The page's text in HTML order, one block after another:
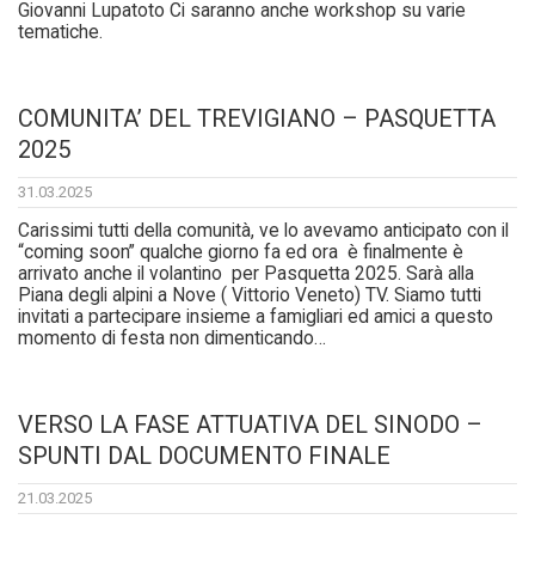
Giovanni Lupatoto Ci saranno anche workshop su varie
tematiche.
COMUNITA’ DEL TREVIGIANO – PASQUETTA
2025
31.03.2025
Carissimi tutti della comunità, ve lo avevamo anticipato con il
“coming soon” qualche giorno fa ed ora è finalmente è
arrivato anche il volantino per Pasquetta 2025. Sarà alla
Piana degli alpini a Nove ( Vittorio Veneto) TV. Siamo tutti
invitati a partecipare insieme a famigliari ed amici a questo
momento di festa non dimenticando…
VERSO LA FASE ATTUATIVA DEL SINODO –
SPUNTI DAL DOCUMENTO FINALE
21.03.2025